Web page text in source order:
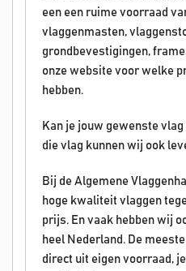
een een ruime voorraad
vlaggenmasten,
grondbevestigingen,
onze website voor welke
hebben.
Kan je jouw gewenste
die vlag kunnen wij ook
Bij de Algemene
hoge kwaliteit vlaggen
prijs. En vaak hebben wij
heel Nederland. De
direct uit eigen voorraad,